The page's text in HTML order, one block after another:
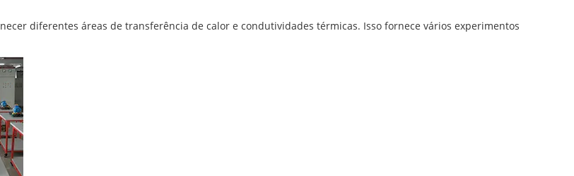
diferentes áreas de transferência de calor e condutividades térmicas. Isso fornece vários experimentos